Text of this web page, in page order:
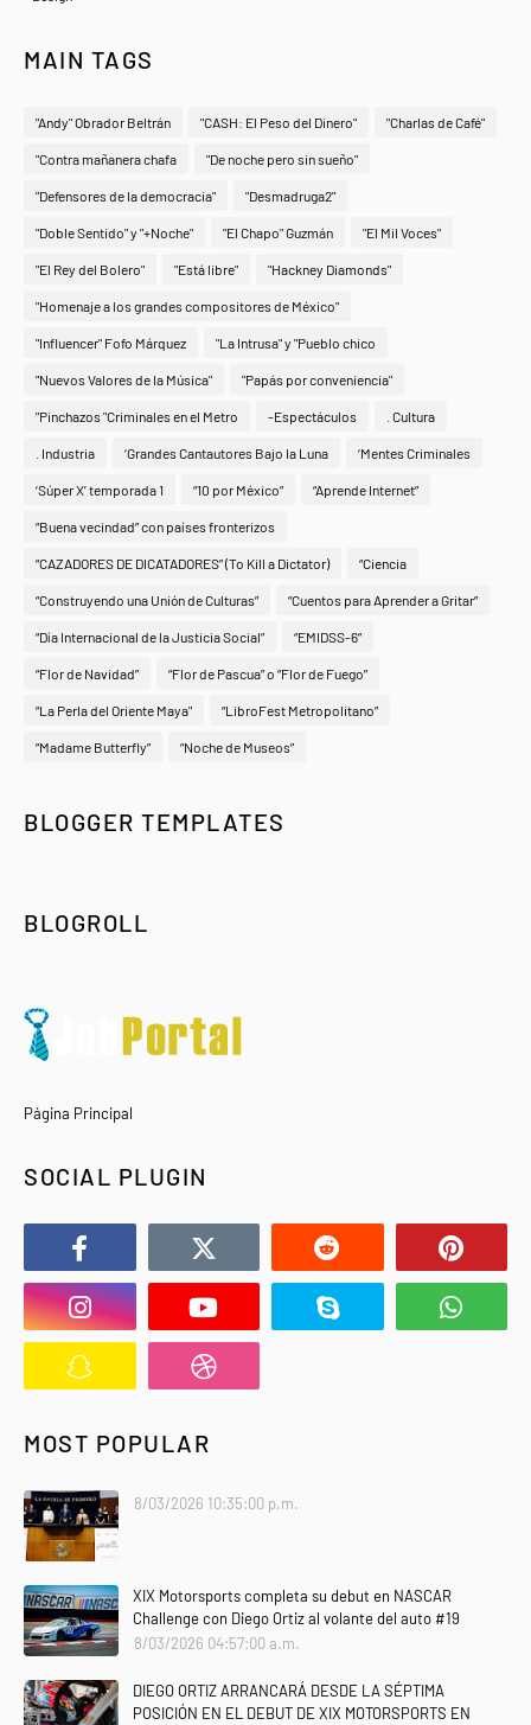
MAIN TAGS
"Andy" Obrador Beltrán "CASH: El Peso del Dinero" "Charlas de Café"
"Contra mañanera chafa "De noche pero sin sueño"
"Defensores de la democracia" "Desmadruga2"
"Doble Sentido" y "+Noche" "El Chapo" Guzmán "El Mil Voces"
"El Rey del Bolero" "Está libre" "Hackney Diamonds"
"Homenaje a los grandes compositores de México"
"Influencer" Fofo Márquez "La Intrusa" y "Pueblo chico
"Nuevos Valores de la Música" "Papás por conveniencia"
"Pinchazos "Criminales en el Metro -Espectáculos . Cultura
. Industria ‘Grandes Cantautores Bajo la Luna ‘Mentes Criminales
‘Súper X’ temporada 1 “10 por México” “Aprende Internet”
“Buena vecindad” con países fronterizos
“CAZADORES DE DICATADORES” (To Kill a Dictator) “Ciencia
“Construyendo una Unión de Culturas” “Cuentos para Aprender a Gritar”
“Día Internacional de la Justicia Social” “EMIDSS-6”
“Flor de Navidad” “Flor de Pascua” o “Flor de Fuego”
“La Perla del Oriente Maya" “LibroFest Metropolitano”
“Madame Butterfly” “Noche de Museos”
BLOGGER TEMPLATES
BLOGROLL
Página Principal
SOCIAL PLUGIN
MOST POPULAR
8/03/2026 10:35:00 p.m.
XIX Motorsports completa su debut en NASCAR
Challenge con Diego Ortiz al volante del auto #19
8/03/2026 04:57:00 a.m.
DIEGO ORTIZ ARRANCARÁ DESDE LA SÉPTIMA
POSICIÓN EN EL DEBUT DE XIX MOTORSPORTS EN